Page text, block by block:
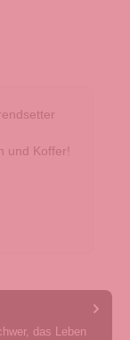
und Koffer!
das Leben